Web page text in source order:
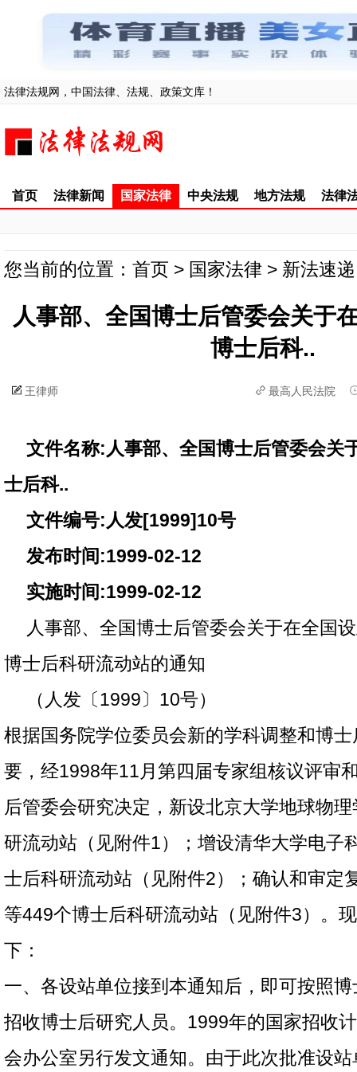
法律法规网，中国法律、法规、政策文库！
首页 法律新闻 国家法律 中央法规 地方法规 法律
您当前的位置： 首页 > 国家法律 > 新法速递
人事部、全国博士后管委会关于
博士后科..
王律师 最高人民法院
文件名称:人事部、全国博士后管委会关
士后科..
文件编号:人发[1999]10号
发布时间:1999-02-12
实施时间:1999-02-12
人事部、全国博士后管委会关于在全国
博士后科研流动站的通知
（人发〔1999〕10号）
根据国务院学位委员会新的学科调整和博
要，经1998年11月第四届专家组核议评审
后管委会研究决定，新设北京大学地球物
研流动站（见附件1）；增设清华大学电子
士后科研流动站（见附件2）；确认和审定
等449个博士后科研流动站（见附件3）。
下：
一、各设站单位接到本通知后，即可按照
招收博士后研究人员。1999年的国家招收
会办公室另行发文通知。由于此次批准设